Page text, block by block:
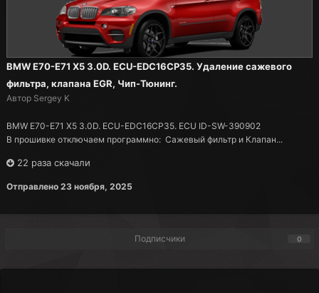
BMW E70-E71 X5 3.0D. ECU-EDC16CP35. Удаление сажевого
фильтра, клапана EGR, Чип-Тюнинг.
Автор Sergey K
BMW E70-E71 X5 3.0D. ECU-EDC16CP35. ECU ID-SW-390902
В прошивке отключаем программно: Сажевый фильтр и Клапан...
22 раза скачали
Отправлено 23 ноября, 2025
Подписчики 0